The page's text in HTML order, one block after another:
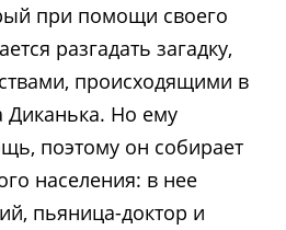
при помощи своего
разгадать загадку,
происходящими в
Диканька. Но ему
поэтому он собирает
населения: в нее
пьяница-доктор и